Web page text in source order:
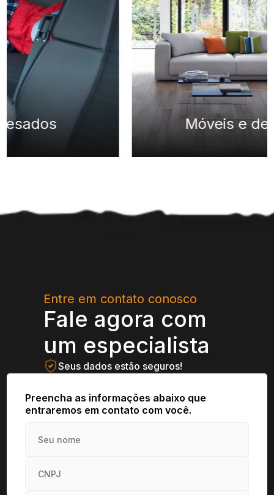
Móveis e decoração
Entre em contato conosco
Fale agora com
um especialista
Seus dados estão seguros!
Preencha as informações abaixo que
entraremos em contato com você.